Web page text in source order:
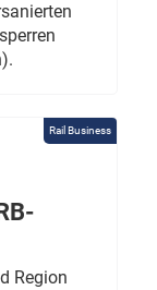
Rail Business
Region